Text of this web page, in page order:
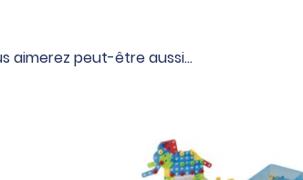
aimerez peut-être aussi…